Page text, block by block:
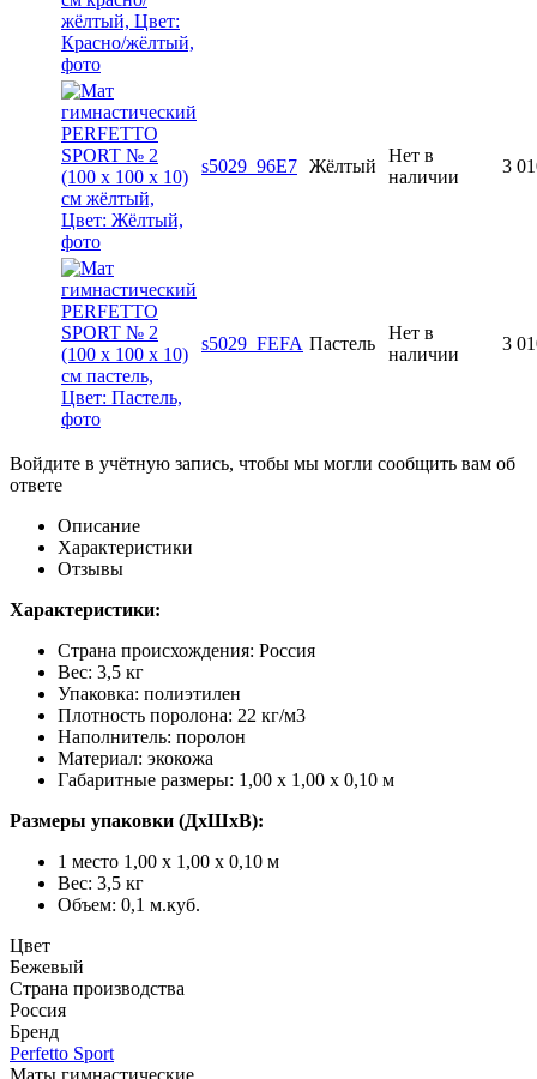
s5029_96E7 Жёлтый
Нет в
наличии
3
s5029_FEFA Пастель
Нет в
наличии
3
Войдите в учётную запись, чтобы мы могли сообщить вам об
ответе
Описание
Характеристики
Отзывы
Характеристики:
Страна происхождения: Россия
Вес: 3,5 кг
Упаковка: полиэтилен
Плотность поролона: 22 кг/м3
Наполнитель: поролон
Материал: экокожа
Габаритные размеры: 1,00 х 1,00 х 0,10 м
Размеры упаковки (ДхШхВ):
1 место 1,00 х 1,00 х 0,10 м
Вес: 3,5 кг
Объем: 0,1 м.куб.
Цвет
Бежевый
Страна производства
Россия
Бренд
Perfetto Sport
Маты гимнастические